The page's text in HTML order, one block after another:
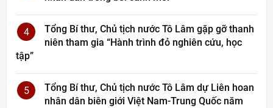
4
Tổng Bí thư, Chủ tịch nước Tô Lâm gặp gỡ thanh
niên tham gia “Hành trình đỏ nghiên cứu, học
tập”
5
Tổng Bí thư, Chủ tịch nước Tô Lâm dự Liên hoan
nhân dân biên giới Việt Nam-Trung Quốc năm